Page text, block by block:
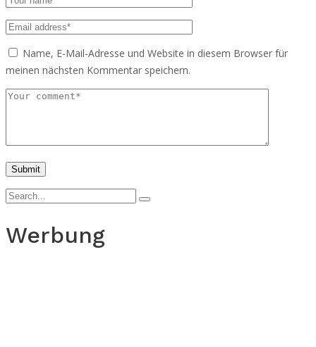
Name, E-Mail-Adresse und Website in diesem Browser für
meinen nächsten Kommentar speichern.
Werbung